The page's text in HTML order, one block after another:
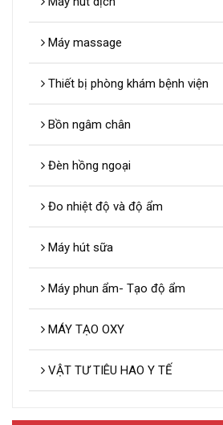
Máy massage
Thiết bị phòng khám bệnh viện
Bồn ngâm chân
Đèn hồng ngoại
Đo nhiệt độ và độ ẩm
Máy hút sữa
Máy phun ẩm- Tạo độ ẩm
MÁY TẠO OXY
VẬT TƯ TIÊU HAO Y TẾ